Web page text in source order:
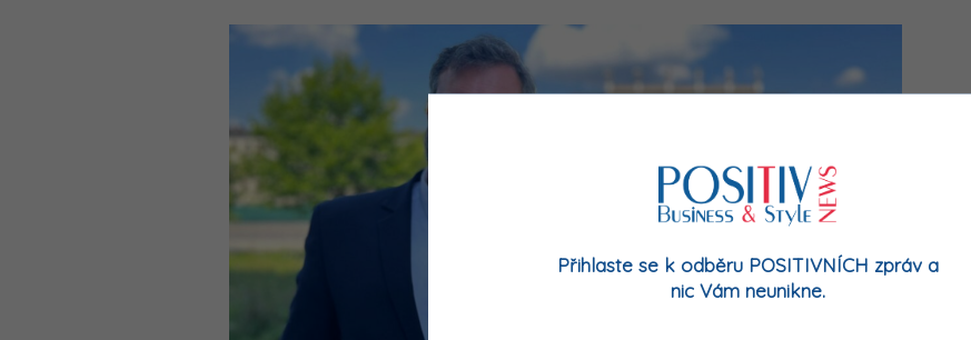
Přihlaste se k odběru POSITIVNÍCH zpráv a
nic Vám neunikne.